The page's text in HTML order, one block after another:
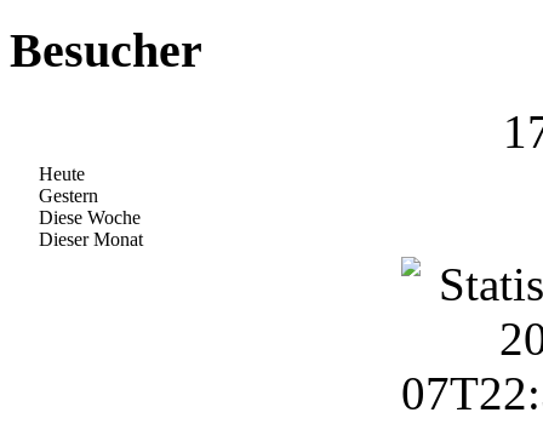
Besucher
Heute
Gestern
Diese Woche
Dieser Monat